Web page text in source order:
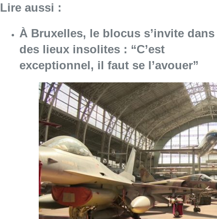
Lire aussi :
À Bruxelles, le blocus s’invite dans
des lieux insolites : “C’est
exceptionnel, il faut se l’avouer”